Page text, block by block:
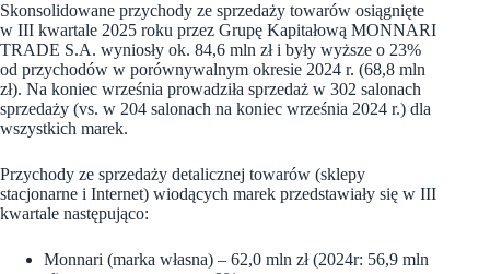
Skonsolidowane przychody ze sprzedaży towarów osiągnięte
w III kwartale 2025 roku przez Grupę Kapitałową MONNARI
TRADE S.A. wyniosły ok. 84,6 mln zł i były wyższe o 23%
od przychodów w porównywalnym okresie 2024 r. (68,8 mln
zł). Na koniec września prowadziła sprzedaż w 302 salonach
sprzedaży (vs. w 204 salonach na koniec września 2024 r.) dla
wszystkich marek.
Przychody ze sprzedaży detalicznej towarów (sklepy
stacjonarne i Internet) wiodących marek przedstawiały się w III
kwartale następująco:
Monnari (marka własna) – 62,0 mln zł (2024r: 56,9 mln